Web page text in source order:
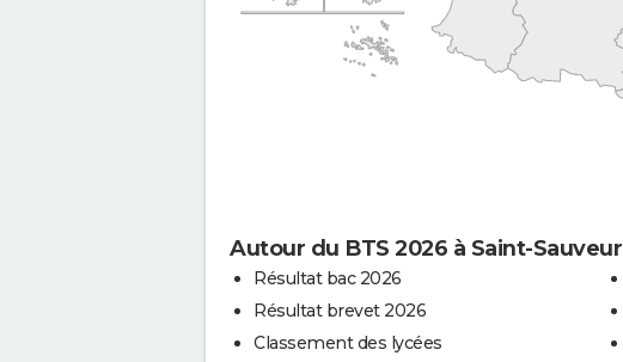
Autour du BTS 2026 à Saint-Sauveur
Résultat bac 2026
Résultat brevet 2026
Classement des lycées